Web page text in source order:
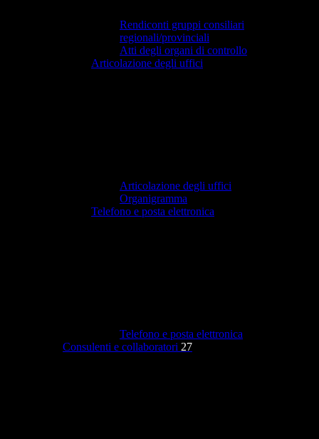
Rendiconti gruppi consiliari
regionali/provinciali
Atti degli organi di controllo
Articolazione degli uffici
Articolazione degli uffici
Organigramma
Telefono e posta elettronica
Telefono e posta elettronica
Consulenti e collaboratori 27